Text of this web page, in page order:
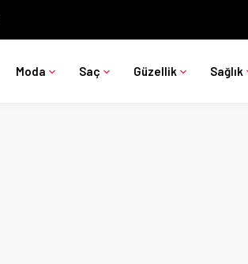
Moda Saç Güzellik Sağlık